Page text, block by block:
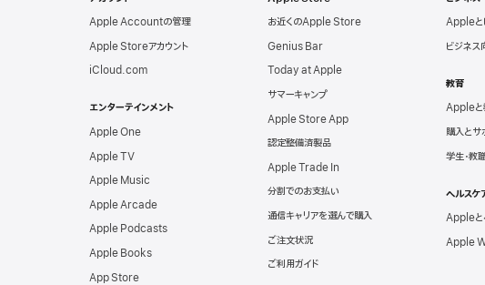
Apple Accountの管理
Apple Storeアカウント
iCloud.com
エンターテインメント
Apple One
Apple TV
Apple Music
Apple Arcade
Apple Podcasts
Apple Books
App Store
お近くのApple Store
Genius Bar
Today at Apple
サマーキャンプ
Apple Store App
認定整備済製品
Apple Trade In
分割でのお支払い
通信キャリアを選んで購入
ご注文状況
ご利用ガイド
Appleと
ビジネス
教育
Appleと
購入とサ
学生・教
ヘルスケ
Appleと
Apple